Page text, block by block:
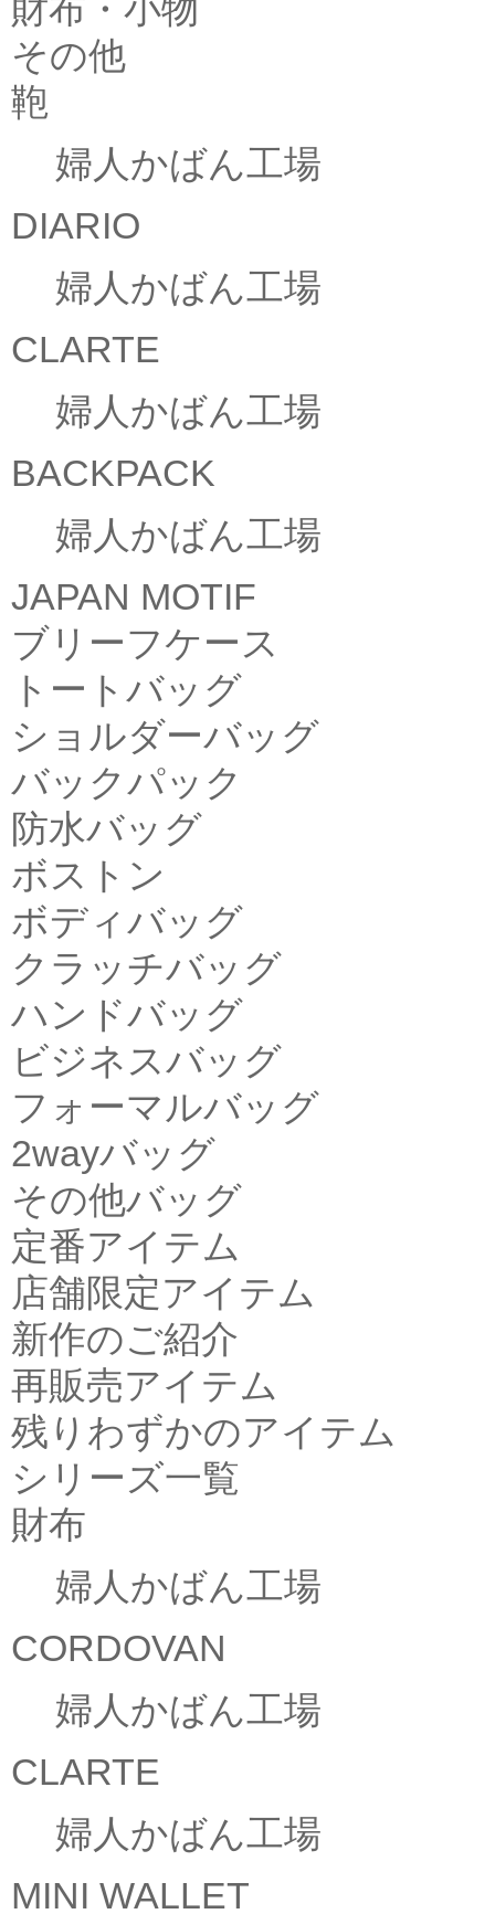
財布・小物
その他
鞄
婦人かばん工場
DIARIO
婦人かばん工場
CLARTE
婦人かばん工場
BACKPACK
婦人かばん工場
JAPAN MOTIF
ブリーフケース
トートバッグ
ショルダーバッグ
バックパック
防水バッグ
ボストン
ボディバッグ
クラッチバッグ
ハンドバッグ
ビジネスバッグ
フォーマルバッグ
2wayバッグ
その他バッグ
定番アイテム
店舗限定アイテム
新作のご紹介
再販売アイテム
残りわずかのアイテム
シリーズ一覧
財布
婦人かばん工場
CORDOVAN
婦人かばん工場
CLARTE
婦人かばん工場
MINI WALLET